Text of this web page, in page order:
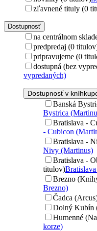
zľavnené tituly (0
Dostupnosť
na centrálnom
predpredaj (0
pripravujeme (0
dostupná (bez
vypredaných)
Dostupnosť v
Banská
Bystrica
Bratislava -
- Cubicon
Bratislava -
Nivy (Martinus)
Bratislava -
titulov)
Brezno
Brezno)
Čadca
Dolný Kubín
Humenné
korze)